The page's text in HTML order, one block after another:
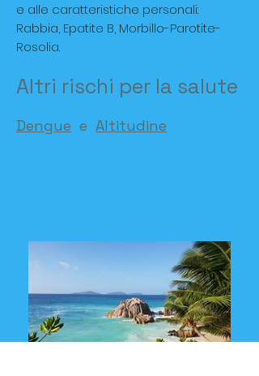
e alle caratteristiche personali:
Rabbia, Epatite B, Morbillo-Parotite-
Rosolia.
Altri rischi per la salute
Dengue e Altitudine